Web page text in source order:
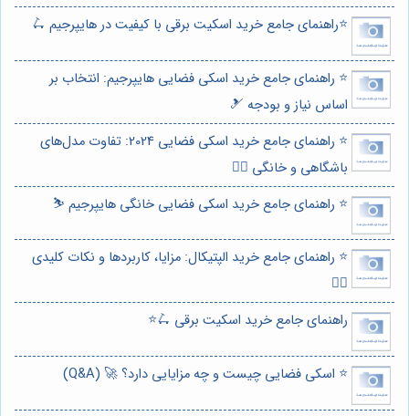
⭐️راهنمای جامع خرید اسکیت برقی با کیفیت در هایپرجیم 🛴
⭐️ راهنمای جامع خرید اسکی فضایی هایپرجیم: انتخاب بر
اساس نیاز و بودجه 🎿
⭐️ راهنمای جامع خرید اسکی فضایی 2024: تفاوت مدل‌های
باشگاهی و خانگی 🏋️‍♀️
⭐️ راهنمای جامع خرید اسکی فضایی خانگی هایپرجیم ⛷️
⭐️ راهنمای جامع خرید الپتیکال: مزایا، کاربردها و نکات کلیدی
🏃‍♀️
راهنمای جامع خرید اسکیت برقی 🛴⭐️
⭐️ اسکی فضایی چیست و چه مزایایی دارد؟ 🚀 (Q&A)